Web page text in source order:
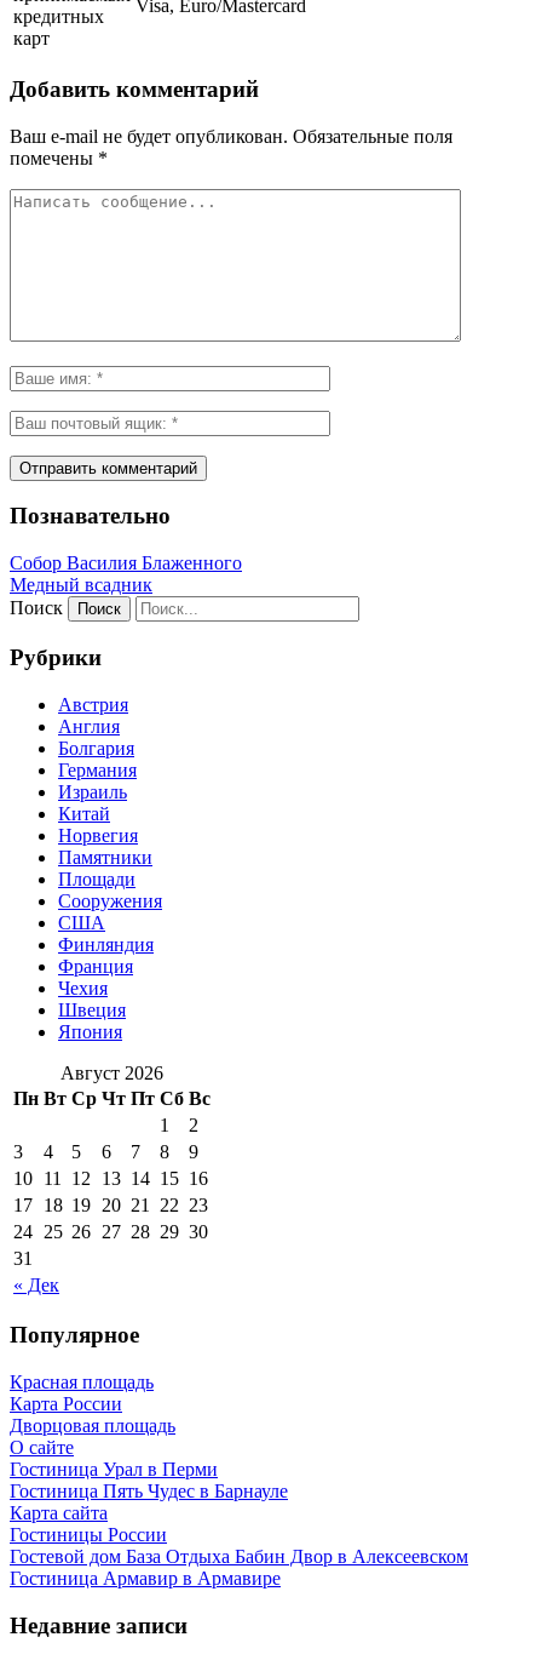
кредитных
карт
Visa, Euro/Mastercard
Добавить комментарий
Ваш e-mail не будет опубликован. Обязательные поля
помечены *
Познавательно
Собор Василия Блаженного
Медный всадник
Поиск
Рубрики
Австрия
Англия
Болгария
Германия
Израиль
Китай
Норвегия
Памятники
Площади
Сооружения
США
Финляндия
Франция
Чехия
Швеция
Япония
Август 2026
Пн Вт Ср Чт Пт Сб Вс
« Дек
1
2
3
4 5 6 7 8
9
10 11 12 13 14 15 16
17 18 19 20 21 22 23
24 25 26 27 28 29 30
31
Популярное
Красная площадь
Карта России
Дворцовая площадь
О сайте
Гостиница Урал в Перми
Гостиница Пять Чудес в Барнауле
Карта сайта
Гостиницы России
Гостевой дом База Отдыха Бабин Двор в Алексеевском
Гостиница Армавир в Армавире
Недавние записи